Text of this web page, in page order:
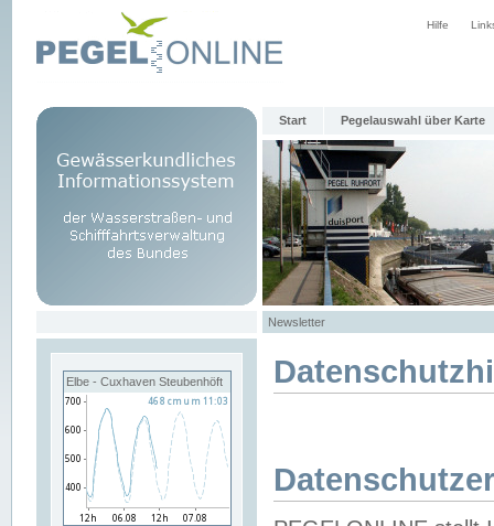
Hilfe
Start Pegelauswahl über Karte
Newsletter
Elbe - Cuxhaven Steubenhöft